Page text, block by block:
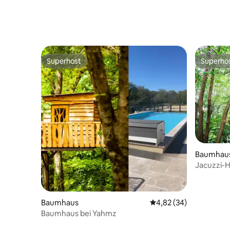
Superhost
Superhost
Baumhaus Durchschnittliche
4,82 (34)
Baumhaus bei Yahmz
Jacuzzi-